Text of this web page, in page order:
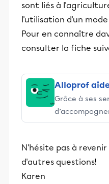
sont liés à
l'utilisation d'un
Pour en connaître
consulter la fiche
Alloprof
Grâce à ses
stimulants,
éducative.
N'hésite pas à
d'autres questions!
Karen